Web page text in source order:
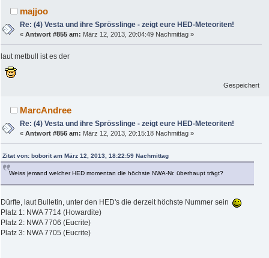
Sprösslinge - zeigt eure HED-Meteoriten! (Gelesen 649975
mal)
majjoo
Re: (4) Vesta und ihre Sprösslinge - zeigt eure HED-Meteoriten!
«Antwort #855 am: März 12, 2013, 20:04:49 Nachmittag »
laut metbull ist es der
Gespeichert
MarcAndree
Re: (4) Vesta und ihre Sprösslinge - zeigt eure HED-Meteoriten!
«Antwort #856 am: März 12, 2013, 20:15:18 Nachmittag »
Zitat von: boborit am März 12, 2013, 18:22:59 Nachmittag
Weiss jemand welcher HED momentan die höchste NWA-Nr. überhaupt trägt?
Dürfte, laut Bulletin, unter den HED's die derzeit höchste Nummer sein
Platz 1: NWA 7714 (Howardite)
Platz 2: NWA 7706 (Eucrite)
Platz 3: NWA 7705 (Eucrite)